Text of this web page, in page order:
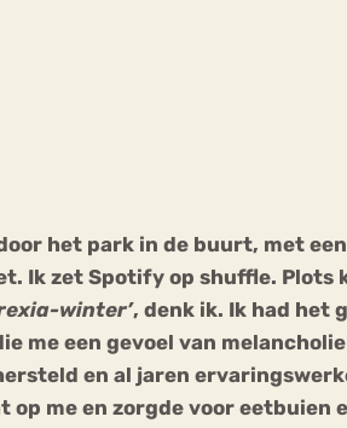
het park in de buurt, met
Ik zet Spotify op shuffle.
winter’, denk ik. Ik had het
me een gevoel van
en al jaren
me en zorgde voor eetbuien